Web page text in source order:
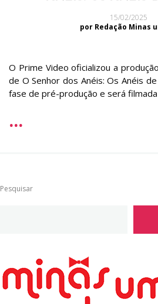
15/02/2025
por Redação Minas
O Prime Video oficializou a
de O Senhor dos Anéis: Os Anéis
fase de pré-produção e será
Pesquisar